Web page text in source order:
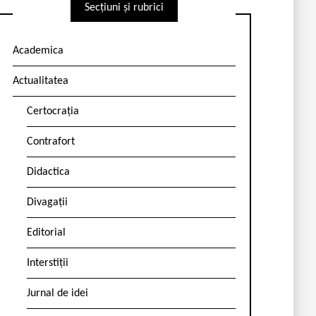
Secțiuni și rubrici
Academica
Actualitatea
Certocrația
Contrafort
Didactica
Divagații
Editorial
Interstiții
Jurnal de idei